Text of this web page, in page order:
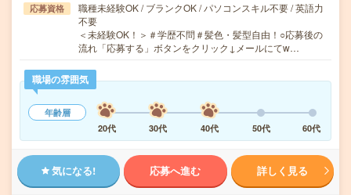
応募資格
職種未経験OK / ブランクOK / パソコンスキル不要 / 英語力
不要
＜未経験OK！＞＃学歴不問＃髪色・髪型自由！○応募後の
流れ「応募する」ボタンをクリック↓メールにてw…
職場の雰囲気
年齢層
20代
30代 40代 50代 60代
気になる! 応募へ進む 詳しく見る